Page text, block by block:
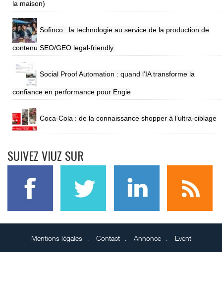
la maison)
Sofinco : la technologie au service de la production de
contenu SEO/GEO legal-friendly
Social Proof Automation : quand l’IA transforme la
confiance en performance pour Engie
Coca-Cola : de la connaissance shopper à l’ultra-ciblage
SUIVEZ VIUZ SUR
Mentions légales Contact Annonce Event